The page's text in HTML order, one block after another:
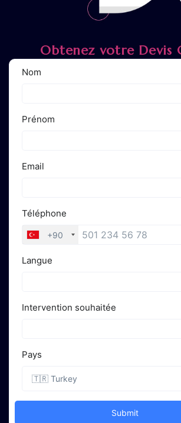
Obtenez votre Devis